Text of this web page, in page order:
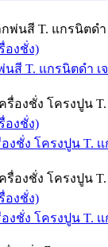
องชั่ง)
นสี T. แกรนิตดำ
องชั่ง)
องชั่ง โครงปูน T.
องชั่ง)
องชั่ง โครงปูน T.